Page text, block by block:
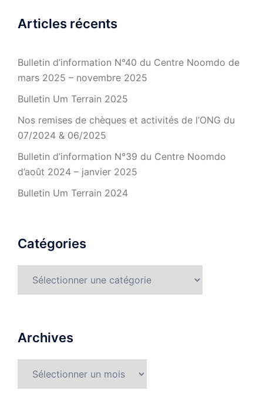
Articles récents
Bulletin d’information N°40 du Centre Noomdo de
mars 2025 – novembre 2025
Bulletin Um Terrain 2025
Nos remises de chèques et activités de l’ONG du
07/2024 & 06/2025
Bulletin d’information N°39 du Centre Noomdo
d’août 2024 – janvier 2025
Bulletin Um Terrain 2024
Catégories
Archives